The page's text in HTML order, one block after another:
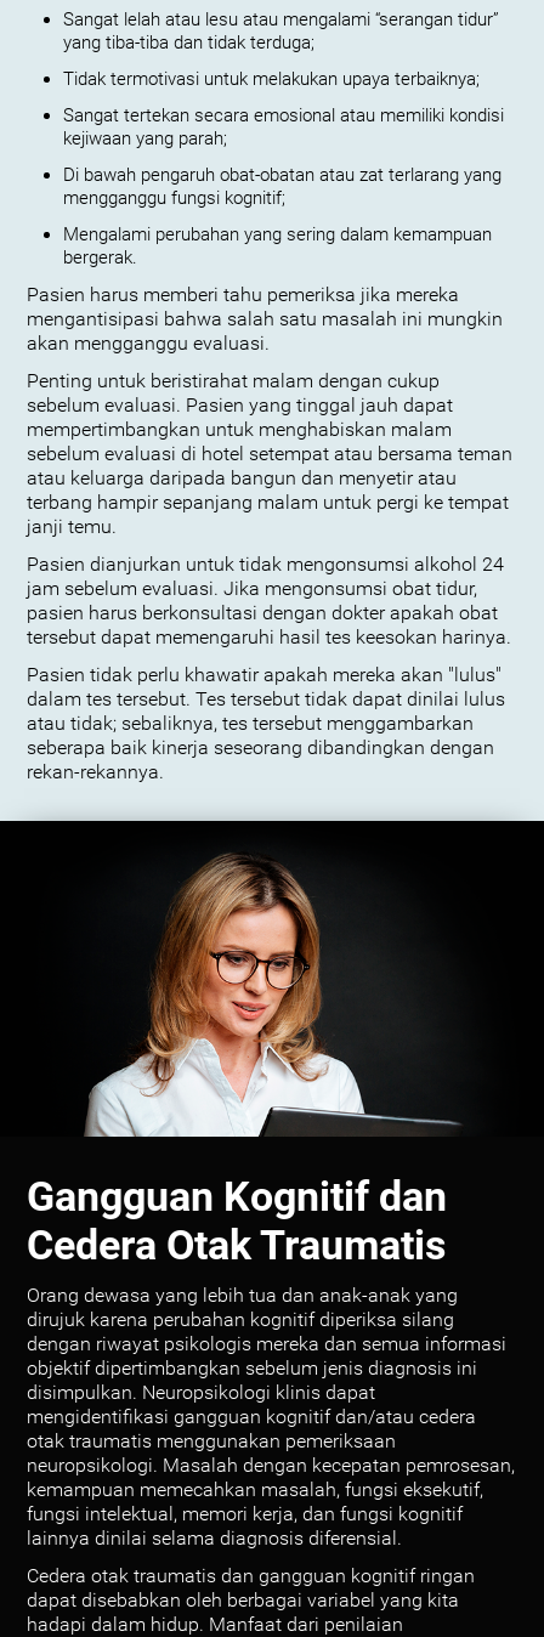
Sangat lelah atau lesu atau mengalami “serangan tidur”
yang tiba-tiba dan tidak terduga;
Tidak termotivasi untuk melakukan upaya terbaiknya;
Sangat tertekan secara emosional atau memiliki kondisi
kejiwaan yang parah;
Di bawah pengaruh obat-obatan atau zat terlarang yang
mengganggu fungsi kognitif;
Mengalami perubahan yang sering dalam kemampuan
bergerak.
Pasien harus memberi tahu pemeriksa jika mereka
mengantisipasi bahwa salah satu masalah ini mungkin
akan mengganggu evaluasi.
Penting untuk beristirahat malam dengan cukup
sebelum evaluasi. Pasien yang tinggal jauh dapat
mempertimbangkan untuk menghabiskan malam
sebelum evaluasi di hotel setempat atau bersama teman
atau keluarga daripada bangun dan menyetir atau
terbang hampir sepanjang malam untuk pergi ke tempat
janji temu.
Pasien dianjurkan untuk tidak mengonsumsi alkohol 24
jam sebelum evaluasi. Jika mengonsumsi obat tidur,
pasien harus berkonsultasi dengan dokter apakah obat
tersebut dapat memengaruhi hasil tes keesokan harinya.
Pasien tidak perlu khawatir apakah mereka akan "lulus"
dalam tes tersebut. Tes tersebut tidak dapat dinilai lulus
atau tidak; sebaliknya, tes tersebut menggambarkan
seberapa baik kinerja seseorang dibandingkan dengan
rekan-rekannya.
Gangguan Kognitif dan
Cedera Otak Traumatis
Orang dewasa yang lebih tua dan anak-anak yang
dirujuk karena perubahan kognitif diperiksa silang
dengan riwayat psikologis mereka dan semua informasi
objektif dipertimbangkan sebelum jenis diagnosis ini
disimpulkan. Neuropsikologi klinis dapat
mengidentifikasi gangguan kognitif dan/atau cedera
otak traumatis menggunakan pemeriksaan
neuropsikologi. Masalah dengan kecepatan pemrosesan,
kemampuan memecahkan masalah, fungsi eksekutif,
fungsi intelektual, memori kerja, dan fungsi kognitif
lainnya dinilai selama diagnosis diferensial.
Cedera otak traumatis dan gangguan kognitif ringan
dapat disebabkan oleh berbagai variabel yang kita
hadapi dalam hidup. Manfaat dari penilaian